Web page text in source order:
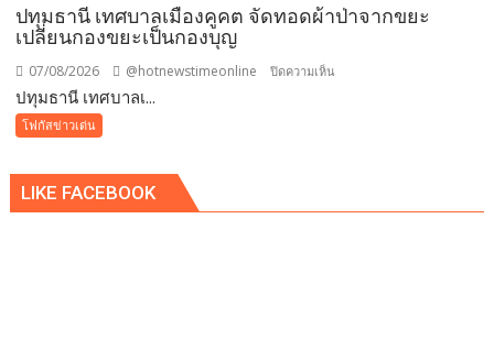
ต่ำ
ปทุมธานี เทศบาลเมืองคูคต จัดทอดผ้าป่าจากขยะ
เปลี่ยนกองขยะเป็นกองบุญ
07/08/2026 @hotnewstimeonline ปิดความเห็น
ทอด
ปทุมธานี เทศบาลเ...
โฟกัสข่าวเด่น
LIKE FACEBOOK